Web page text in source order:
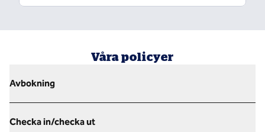
Våra policyer
Avbokning
Checka in/checka ut